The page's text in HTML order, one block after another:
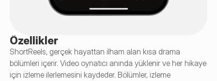
Özellikler
ShortReels, gerçek hayattan ilham alan kısa drama
bölümleri içerir. Video oynatıcı anında yüklenir ve her hikaye
için izleme ilerlemesini kaydeder. Bölümler, izleme